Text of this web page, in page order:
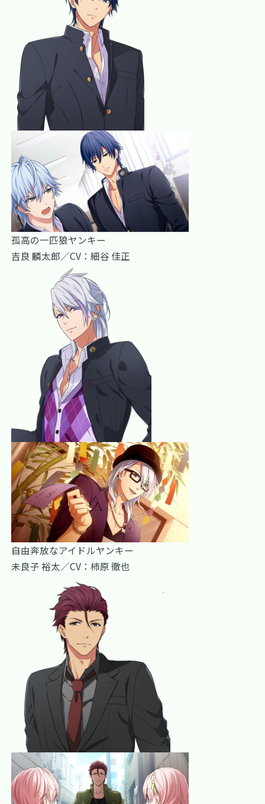
孤高の一匹狼ヤンキー
吉良 麟太郎／CV：細谷 佳正
自由奔放なアイドルヤンキー
未良子 裕太／CV：柿原 徹也